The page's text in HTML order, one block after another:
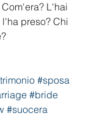
L'hai
preso? Chi
#sposa
#bride
#suocera